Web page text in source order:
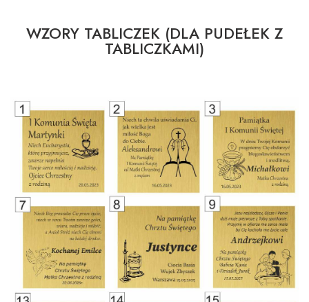
WZORY TABLICZEK (DLA PUDEŁEK Z
TABLICZKAMI)